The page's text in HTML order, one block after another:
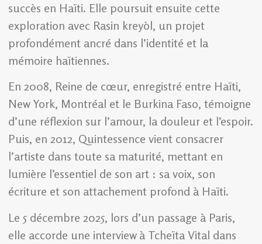
succès en Haïti. Elle poursuit ensuite cette
exploration avec Rasin kreyòl, un projet
profondément ancré dans l’identité et la
mémoire haïtiennes.
En 2008, Reine de cœur, enregistré entre Haïti,
New York, Montréal et le Burkina Faso, témoigne
d’une réflexion sur l’amour, la douleur et l’espoir.
Puis, en 2012, Quintessence vient consacrer
l’artiste dans toute sa maturité, mettant en
lumière l’essentiel de son art : sa voix, son
écriture et son attachement profond à Haïti.
Le 5 décembre 2025, lors d’un passage à Paris,
elle accorde une interview à Tcheïta Vital dans